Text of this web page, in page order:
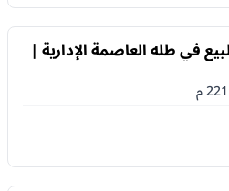
في طله العاصمة الإدارية |
221م